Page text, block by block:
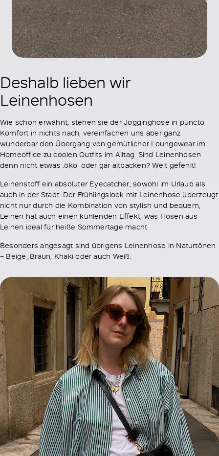
Deshalb lieben wir
Leinenhosen
Wie schon erwähnt, stehen sie der Jogginghose in puncto
Komfort in nichts nach, vereinfachen uns aber ganz
wunderbar den Übergang von gemütlicher Loungewear im
Homeoffice zu coolen Outfits im Alltag. Sind Leinenhosen
denn nicht etwas ‚öko‘ oder gar altbacken? Weit gefehlt!
Leinenstoff ein absoluter Eyecatcher, sowohl im Urlaub als
auch in der Stadt. Der Frühlingslook mit Leinenhose überzeugt
nicht nur durch die Kombination von stylish und bequem,
Leinen hat auch einen kühlenden Effekt, was Hosen aus
Leinen ideal für heiße Sommertage macht.
Besonders angesagt sind übrigens Leinenhose in Naturtönen
– Beige, Braun, Khaki oder auch Weiß.